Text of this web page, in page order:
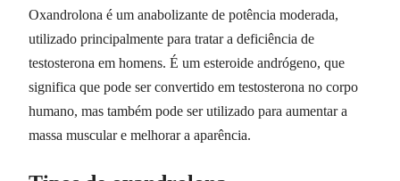
Oxandrolona é um anabolizante de potência moderada,
utilizado principalmente para tratar a deficiência de
testosterona em homens. É um esteroide andrógeno, que
significa que pode ser convertido em testosterona no corpo
humano, mas também pode ser utilizado para aumentar a
massa muscular e melhorar a aparência.